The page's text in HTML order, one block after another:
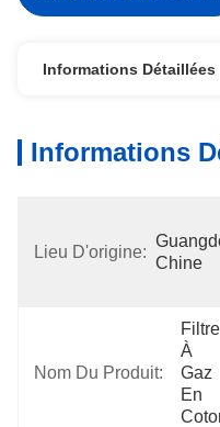
Informations Détaillées
Informations
Lieu D'origine:
Chine
Nom Du Produit:
Filtre
À
Gaz
En